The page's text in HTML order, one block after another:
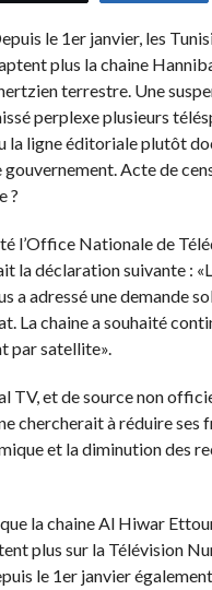
le 1er janvier, les
plus la chaine
terrestre. Une
perplexe plusieurs
la ligne éditoriale plutôt
gouvernement. Acte de
?
l’Office Nationale de
la déclaration suivante :
a adressé une demande
La chaine a souhaité
par satellite».
TV, et de source non
chercherait à réduire ses
et la diminution des
la chaine Al Hiwar
plus sur la Télévision
le 1er janvier